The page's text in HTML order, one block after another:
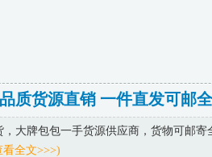
质货源直销 一件直发可邮
，大牌包包一手货源供应商，货物可邮寄
看全文>>>)